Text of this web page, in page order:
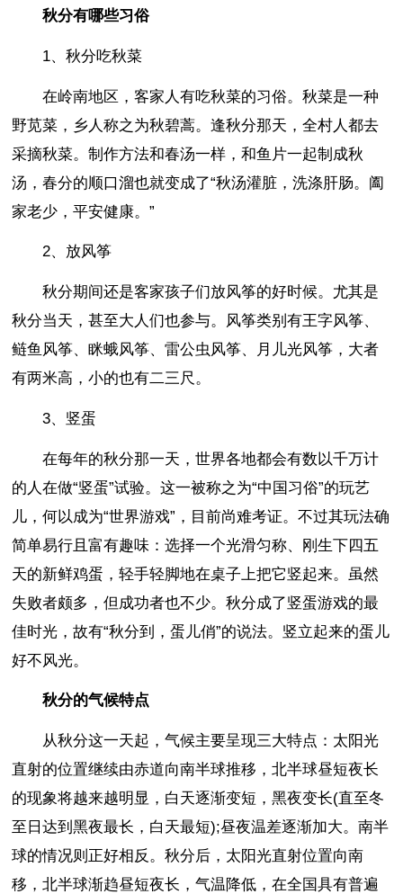
秋分有哪些习俗
1、秋分吃秋菜
在岭南地区，客家人有吃秋菜的习俗。秋菜是一种
野苋菜，乡人称之为秋碧蒿。逢秋分那天，全村人都去
采摘秋菜。制作方法和春汤一样，和鱼片一起制成秋
汤，春分的顺口溜也就变成了“秋汤灌脏，洗涤肝肠。阖
家老少，平安健康。”
2、放风筝
秋分期间还是客家孩子们放风筝的好时候。尤其是
秋分当天，甚至大人们也参与。风筝类别有王字风筝、
鲢鱼风筝、眯蛾风筝、雷公虫风筝、月儿光风筝，大者
有两米高，小的也有二三尺。
3、竖蛋
在每年的秋分那一天，世界各地都会有数以千万计
的人在做“竖蛋”试验。这一被称之为“中国习俗”的玩艺
儿，何以成为“世界游戏”，目前尚难考证。不过其玩法确
简单易行且富有趣味：选择一个光滑匀称、刚生下四五
天的新鲜鸡蛋，轻手轻脚地在桌子上把它竖起来。虽然
失败者颇多，但成功者也不少。秋分成了竖蛋游戏的最
佳时光，故有“秋分到，蛋儿俏”的说法。竖立起来的蛋儿
好不风光。
秋分的气候特点
从秋分这一天起，气候主要呈现三大特点：太阳光
直射的位置继续由赤道向南半球推移，北半球昼短夜长
的现象将越来越明显，白天逐渐变短，黑夜变长(直至冬
至日达到黑夜最长，白天最短);昼夜温差逐渐加大。南半
球的情况则正好相反。秋分后，太阳光直射位置向南
移，北半球渐趋昼短夜长，气温降低，在全国具有普遍